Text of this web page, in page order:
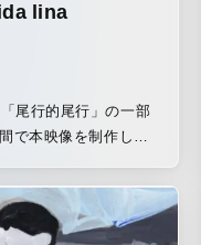
lina
尾行的尾行」の一部
で本映像を制作し、
つ固めるように絵の